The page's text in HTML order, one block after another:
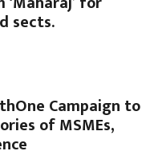
sects.
Campaign to
of MSMEs,